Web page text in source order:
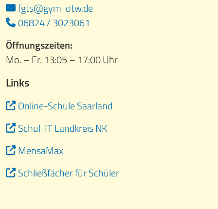
fgts@gym-otw.de
06824 / 3023061
Öffnungszeiten:
Mo. – Fr. 13:05 – 17:00 Uhr
Links
Online-Schule Saarland
Schul-IT Landkreis NK
MensaMax
Schließfächer für Schüler